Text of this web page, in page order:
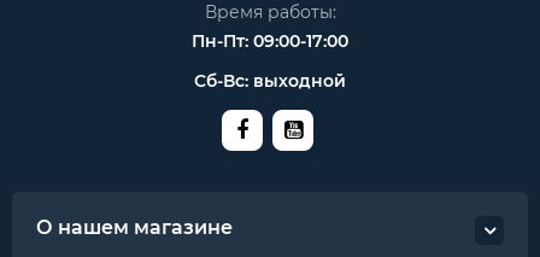
Время работы:
Пн-Пт: 09:00-17:00
Сб-Вс: выходной
О нашем магазине